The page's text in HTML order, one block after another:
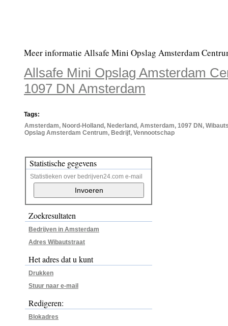
Meer informatie Allsafe Mini Opslag Amsterdam
Allsafe Mini Opslag Amsterdam
1097 DN Amsterdam
Tags:
Amsterdam, Noord-Holland, Nederland, Amsterdam, 1097 DN,
Opslag Amsterdam Centrum, Bedrijf, Vennootschap
Statistische gegevens
Statistieken over bedrijven24.com e-mail
Zoekresultaten
Bedrijven in Amsterdam
Adres Wibautstraat
Het adres dat u kunt
Drukken
Stuur naar e-mail
Redigeren:
Blokadres